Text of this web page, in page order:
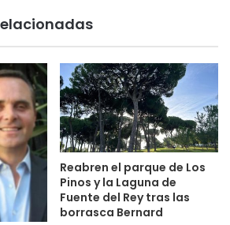
Reabren el parque de Los
Pinos y la Laguna de
Fuente del Rey tras las
borrasca Bernard